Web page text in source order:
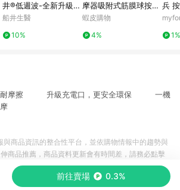
井®低週波-全新升級12
程式酸痛按摩機放鬆舒
船井生醫
10%
摩器吸附式筋膜球按摩
球頸膜放鬆深度背部肌
蝦皮購物
4%
兵
眼部
1%
，耐摩擦 升級充電口，更安全環保 一機
前往賣場 0.3%
與商品資訊的整合性平台，並依購物情報中的趨勢與
商品推薦，商品資料更新會有時間差，請務必點擊
確認現售價與購物條件，一切資訊以合作廠商網頁為